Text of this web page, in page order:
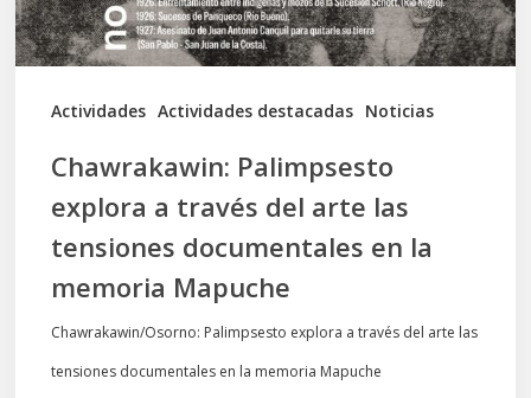
Actividades Actividades destacadas Noticias
las
tensiones
documentales
memoria
Mapuche
Chawrakawin: Palimpsesto
explora a través del arte las
tensiones documentales en la
memoria Mapuche
Chawrakawin/Osorno: Palimpsesto explora a través del arte las
tensiones documentales en la memoria Mapuche